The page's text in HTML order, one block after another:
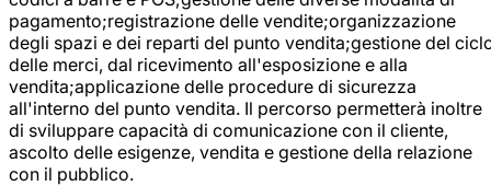
pagamento;registrazione delle vendite;organizzazione
degli spazi e dei reparti del punto vendita;gestione del
delle merci, dal ricevimento all'esposizione e alla
vendita;applicazione delle procedure di sicurezza
all'interno del punto vendita. Il percorso permetterà inoltre
di sviluppare capacità di comunicazione con il cliente,
ascolto delle esigenze, vendita e gestione della relazione
con il pubblico.